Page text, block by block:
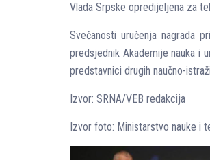
Vlada Srpske opredijelјena za
Svečanosti uručenja nagrada
predsjednik Akademije nauka i
predstavnici drugih naučno-
Izvor: SRNA/VEB redakcija
Izvor foto: Ministarstvo nauke i